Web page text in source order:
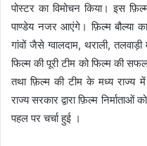
पोस्टर का विमोचन किया। इस
पाण्डेय नजर आएंगे। फ़िल्म बौल्या
गांवों जैसे ग्वालदाम, थराली,
फिल्म की पूरी टीम को फिल्म की
तथा फ़िल्म की टीम के मध्य राज्य
राज्य सरकार द्वारा फ़िल्म
पहल पर चर्चा हुई ।